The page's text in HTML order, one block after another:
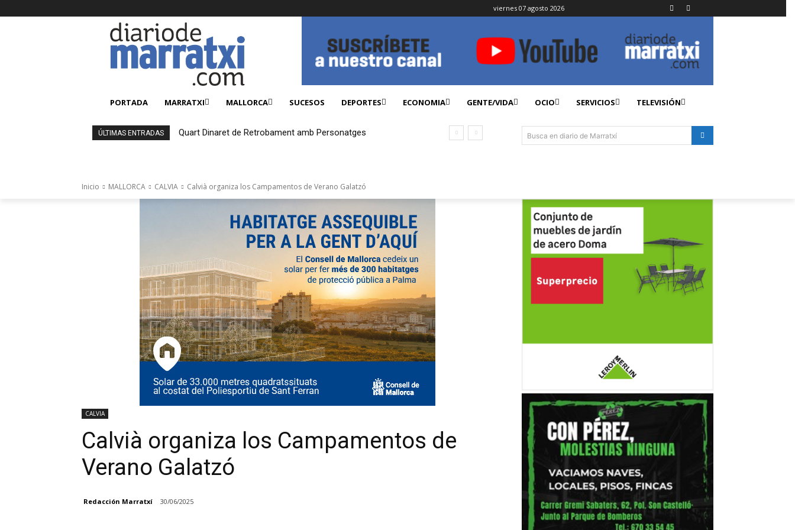
viernes 07 agosto 2026
PORTADA MARRATXI MALLORCA SUCESOS DEPORTES ECONOMIA GENTE/VIDA OCIO SERVICIOS TELEVISIÓN
ÚLTIMAS ENTRADAS Quart Dinaret de Retrobament amb Personatges Busca en diario de Marratxí
Inicio MALLORCA CALVIA Calvià organiza los Campamentos de Verano Galatzó
CALVIA
Calvià organiza los Campamentos de
Verano Galatzó
Redacción Marratxí 30/06/2025